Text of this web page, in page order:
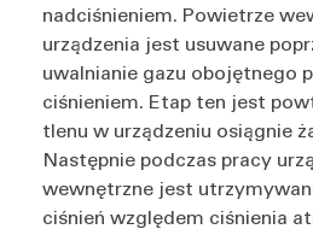
nadciśnieniem. Powietrze
urządzenia jest usuwane
uwalnianie gazu obojętnego
ciśnieniem. Etap ten jest
tlenu w urządzeniu osiągnie
Następnie podczas pracy
wewnętrzne jest
ciśnień względem ciśnienia